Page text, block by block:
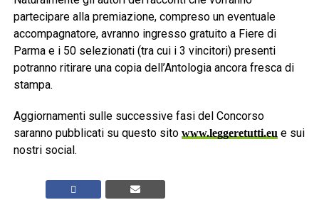
partecipare alla premiazione, compreso un eventuale
accompagnatore, avranno ingresso gratuito a Fiere di
Parma e i 50 selezionati (tra cui i 3 vincitori) presenti
potranno ritirare una copia dell’Antologia ancora fresca di
stampa.
Aggiornamenti sulle successive fasi del Concorso
saranno pubblicati su questo sito www.leggeretutti.eu e sui
nostri social.